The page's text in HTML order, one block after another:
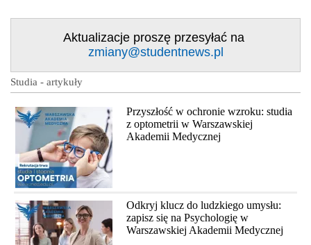
Aktualizacje proszę przesyłać na
zmiany@studentnews.pl
Studia - artykuły
Przyszłość w ochronie wzroku: studia
z optometrii w Warszawskiej
Akademii Medycznej
Odkryj klucz do ludzkiego umysłu:
zapisz się na Psychologię w
Warszawskiej Akademii Medycznej